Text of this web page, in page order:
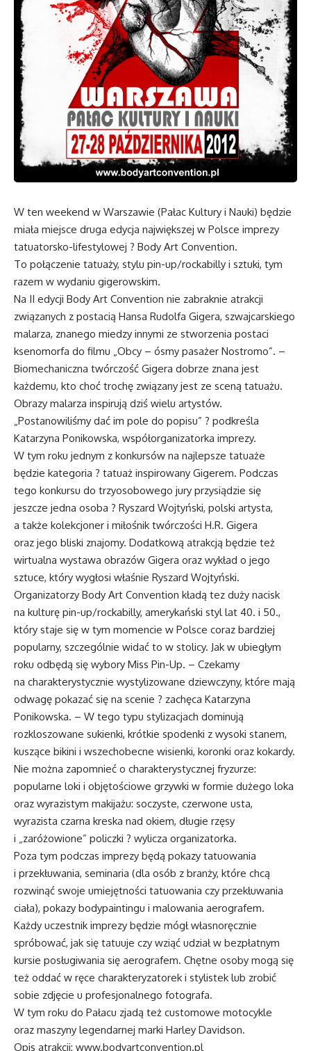
W ten weekend w Warszawie (Pałac Kultury i Nauki) będzie
miała miejsce druga edycja największej w Polsce imprezy
tatuatorsko-lifestylowej ? Body Art Convention.
To połączenie tatuaży, stylu pin-up/rockabilly i sztuki, tym
razem w wydaniu gigerowskim.
Na II edycji Body Art Convention nie zabraknie atrakcji
związanych z postacią Hansa Rudolfa Gigera, szwajcarskiego
malarza, znanego miedzy innymi ze stworzenia postaci
ksenomorfa do filmu „Obcy – ósmy pasażer Nostromo”. –
Biomechaniczna twórczość Gigera dobrze znana jest
każdemu, kto choć trochę związany jest ze sceną tatuażu.
Obrazy malarza inspirują dziś wielu artystów.
„Postanowiliśmy dać im pole do popisu” ? podkreśla
Katarzyna Ponikowska, współorganizatorka imprezy.
W tym roku jednym z konkursów na najlepsze tatuaże
będzie kategoria ? tatuaż inspirowany Gigerem. Podczas
tego konkursu do trzyosobowego jury przysiądzie się
jeszcze jedna osoba ? Ryszard Wojtyński, polski artysta,
a także kolekcjoner i miłośnik twórczości H.R. Gigera
oraz jego bliski znajomy. Dodatkową atrakcją będzie też
wirtualna wystawa obrazów Gigera oraz wykład o jego
sztuce, który wygłosi właśnie Ryszard Wojtyński.
Organizatorzy Body Art Convention kładą tez duży nacisk
na kulturę pin-up/rockabilly, amerykański styl lat 40. i 50.,
który staje się w tym momencie w Polsce coraz bardziej
popularny, szczególnie widać to w stolicy. Jak w ubiegłym
roku odbędą się wybory Miss Pin-Up. – Czekamy
na charakterystycznie wystylizowane dziewczyny, które mają
odwagę pokazać się na scenie ? zachęca Katarzyna
Ponikowska. – W tego typu stylizacjach dominują
rozkloszowane sukienki, krótkie spodenki z wysoki stanem,
kuszące bikini i wszechobecne wisienki, koronki oraz kokardy.
Nie można zapomnieć o charakterystycznej fryzurze:
popularne loki i objętościowe grzywki w formie dużego loka
oraz wyrazistym makijażu: soczyste, czerwone usta,
wyrazista czarna kreska nad okiem, długie rzęsy
i „zaróżowione” policzki ? wylicza organizatorka.
Poza tym podczas imprezy będą pokazy tatuowania
i przekłuwania, seminaria (dla osób z branży, które chcą
rozwinąć swoje umiejętności tatuowania czy przekłuwania
ciała), pokazy bodypaintingu i malowania aerografem.
Każdy uczestnik imprezy będzie mógł własnoręcznie
spróbować, jak się tatuuje czy wziąć udział w bezpłatnym
kursie posługiwania się aerografem. Chętne osoby mogą się
też oddać w ręce charakteryzatorek i stylistek lub zrobić
sobie zdjęcie u profesjonalnego fotografa.
W tym roku do Pałacu zjadą też customowe motocykle
oraz maszyny legendarnej marki Harley Davidson.
Opis atrakcji: www.bodyartconvention.pl